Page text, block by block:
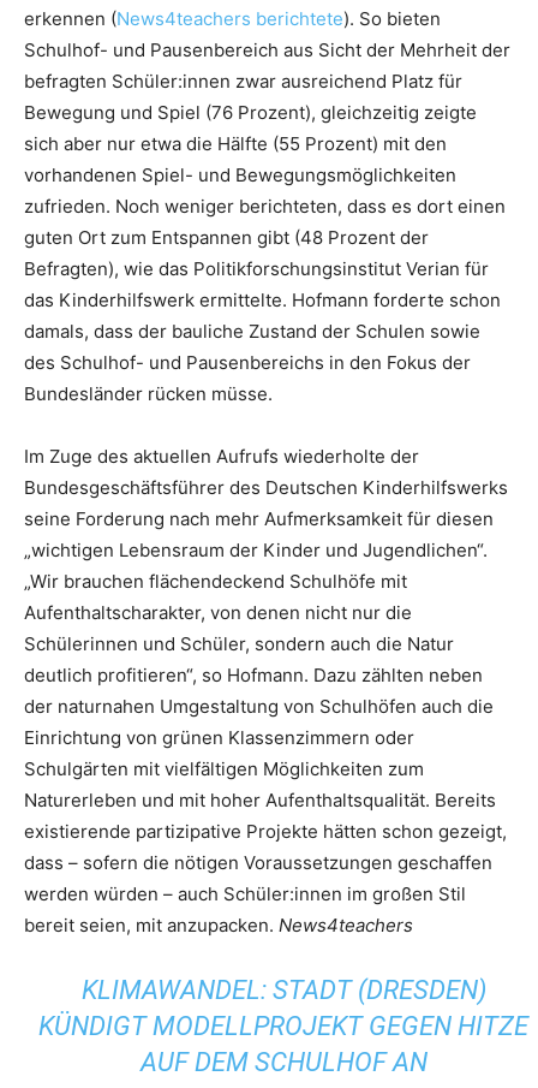
erkennen (News4teachers berichtete). So bieten
Schulhof- und Pausenbereich aus Sicht der Mehrheit der
befragten Schüler:innen zwar ausreichend Platz für
Bewegung und Spiel (76 Prozent), gleichzeitig zeigte
sich aber nur etwa die Hälfte (55 Prozent) mit den
vorhandenen Spiel- und Bewegungsmöglichkeiten
zufrieden. Noch weniger berichteten, dass es dort einen
guten Ort zum Entspannen gibt (48 Prozent der
Befragten), wie das Politikforschungsinstitut Verian für
das Kinderhilfswerk ermittelte. Hofmann forderte schon
damals, dass der bauliche Zustand der Schulen sowie
des Schulhof- und Pausenbereichs in den Fokus der
Bundesländer rücken müsse.
Im Zuge des aktuellen Aufrufs wiederholte der
Bundesgeschäftsführer des Deutschen Kinderhilfswerks
seine Forderung nach mehr Aufmerksamkeit für diesen
„wichtigen Lebensraum der Kinder und Jugendlichen“.
„Wir brauchen flächendeckend Schulhöfe mit
Aufenthaltscharakter, von denen nicht nur die
Schülerinnen und Schüler, sondern auch die Natur
deutlich profitieren“, so Hofmann. Dazu zählten neben
der naturnahen Umgestaltung von Schulhöfen auch die
Einrichtung von grünen Klassenzimmern oder
Schulgärten mit vielfältigen Möglichkeiten zum
Naturerleben und mit hoher Aufenthaltsqualität. Bereits
existierende partizipative Projekte hätten schon gezeigt,
dass – sofern die nötigen Voraussetzungen geschaffen
werden würden – auch Schüler:innen im großen Stil
bereit seien, mit anzupacken. News4teachers
KLIMAWANDEL: STADT (DRESDEN)
KÜNDIGT MODELLPROJEKT GEGEN HITZE
AUF DEM SCHULHOF AN